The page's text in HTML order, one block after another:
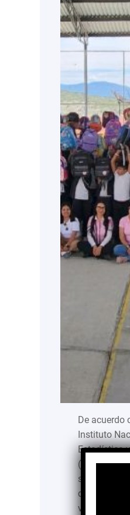
De acuerdo
Instituto
Estadística
(INEGI), en
se pueden
diferentes
vulnerables,